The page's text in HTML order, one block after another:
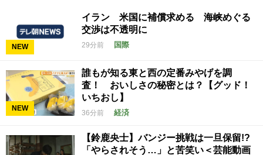
NEW
イラン 米国に補償求める 海峡めぐる
交渉は不透明に
29分前 国際
NEW
誰もが知る東と西の定番みやげを調
査！ おいしさの秘密とは？【グッド！
いちおし】
36分前 経済
【鈴鹿央士】バンジー挑戦は一旦保留!?
「やらされそう…」と苦笑い＜芸能動画